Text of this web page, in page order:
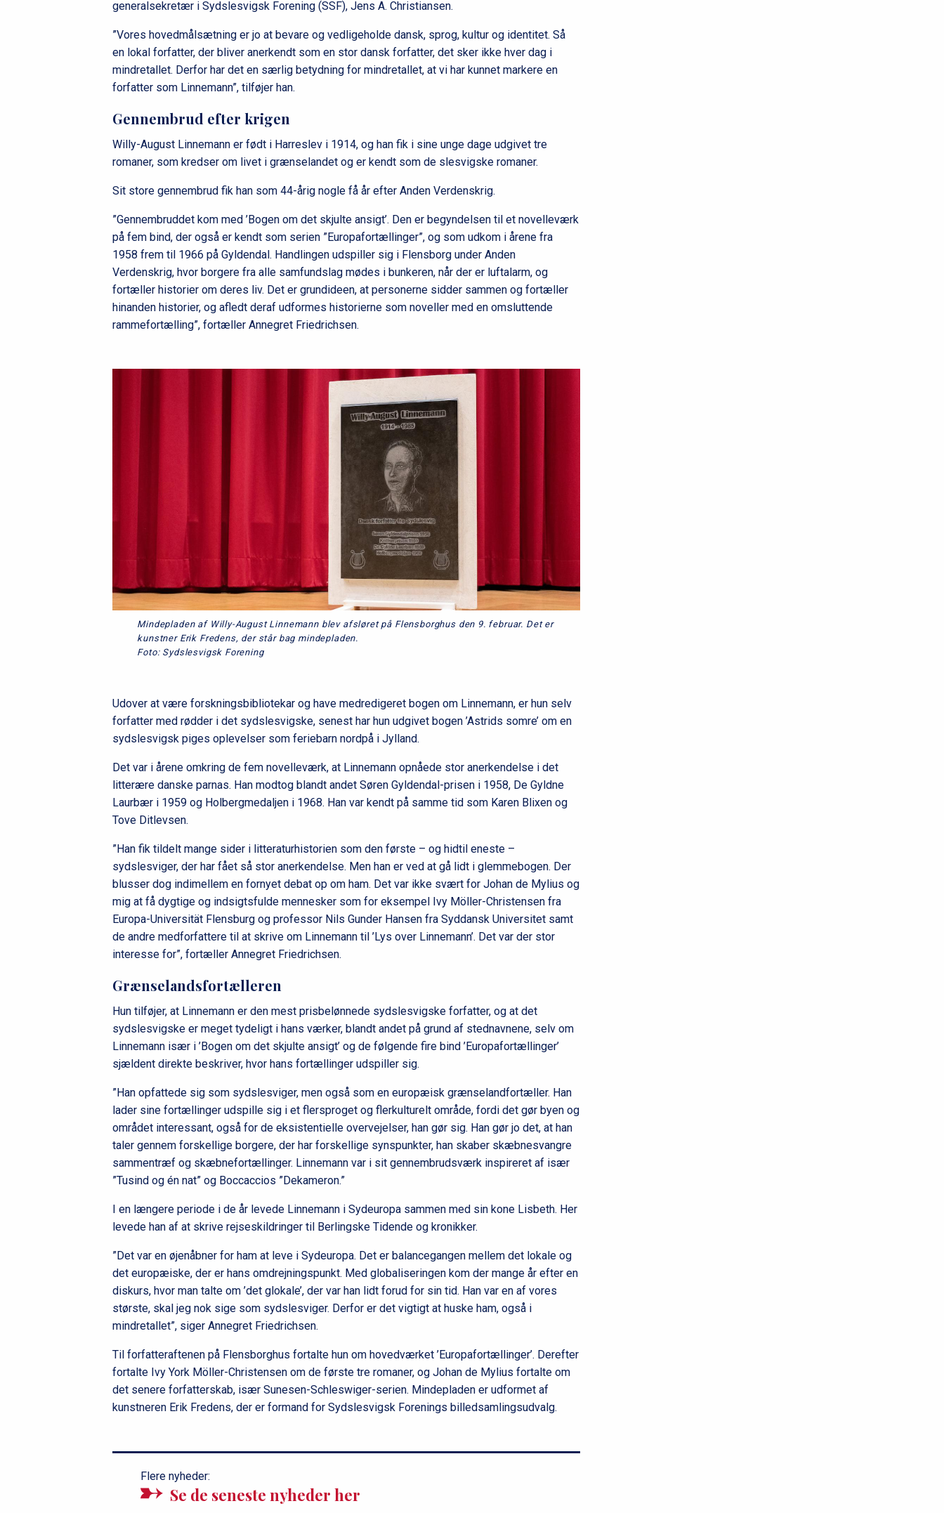
generalsekretær i Sydslesvigsk Forening (SSF), Jens A. Christiansen.
”Vores hovedmålsætning er jo at bevare og vedligeholde dansk, sprog, kultur og identitet. Så
en lokal forfatter, der bliver anerkendt som en stor dansk forfatter, det sker ikke hver dag i
mindretallet. Derfor har det en særlig betydning for mindretallet, at vi har kunnet markere en
forfatter som Linnemann”, tilføjer han.
Gennembrud efter krigen
Willy-August Linnemann er født i Harreslev i 1914, og han fik i sine unge dage udgivet tre
romaner, som kredser om livet i grænselandet og er kendt som de slesvigske romaner.
Sit store gennembrud fik han som 44-årig nogle få år efter Anden Verdenskrig.
”Gennembruddet kom med ’Bogen om det skjulte ansigt’. Den er begyndelsen til et novelleværk
på fem bind, der også er kendt som serien ”Europafortællinger”, og som udkom i årene fra
1958 frem til 1966 på Gyldendal. Handlingen udspiller sig i Flensborg under Anden
Verdenskrig, hvor borgere fra alle samfundslag mødes i bunkeren, når der er luftalarm, og
fortæller historier om deres liv. Det er grundideen, at personerne sidder sammen og fortæller
hinanden historier, og afledt deraf udformes historierne som noveller med en omsluttende
rammefortælling”, fortæller Annegret Friedrichsen.
Mindepladen af Willy-August Linnemann blev afsløret på Flensborghus den 9. februar. Det er
kunstner Erik Fredens, der står bag mindepladen.
Foto: Sydslesvigsk Forening
Udover at være forskningsbibliotekar og have medredigeret bogen om Linnemann, er hun selv
forfatter med rødder i det sydslesvigske, senest har hun udgivet bogen ’Astrids somre’ om en
sydslesvigsk piges oplevelser som feriebarn nordpå i Jylland.
Det var i årene omkring de fem novelleværk, at Linnemann opnåede stor anerkendelse i det
litterære danske parnas. Han modtog blandt andet Søren Gyldendal-prisen i 1958, De Gyldne
Laurbær i 1959 og Holbergmedaljen i 1968. Han var kendt på samme tid som Karen Blixen og
Tove Ditlevsen.
”Han fik tildelt mange sider i litteraturhistorien som den første – og hidtil eneste –
sydslesviger, der har fået så stor anerkendelse. Men han er ved at gå lidt i glemmebogen. Der
blusser dog indimellem en fornyet debat op om ham. Det var ikke svært for Johan de Mylius og
mig at få dygtige og indsigtsfulde mennesker som for eksempel Ivy Möller-Christensen fra
Europa-Universität Flensburg og professor Nils Gunder Hansen fra Syddansk Universitet samt
de andre medforfattere til at skrive om Linnemann til ’Lys over Linnemann’. Det var der stor
interesse for”, fortæller Annegret Friedrichsen.
Grænselandsfortælleren
Hun tilføjer, at Linnemann er den mest prisbelønnede sydslesvigske forfatter, og at det
sydslesvigske er meget tydeligt i hans værker, blandt andet på grund af stednavnene, selv om
Linnemann især i ’Bogen om det skjulte ansigt’ og de følgende fire bind ’Europafortællinger’
sjældent direkte beskriver, hvor hans fortællinger udspiller sig.
”Han opfattede sig som sydslesviger, men også som en europæisk grænselandfortæller. Han
lader sine fortællinger udspille sig i et flersproget og flerkulturelt område, fordi det gør byen og
området interessant, også for de eksistentielle overvejelser, han gør sig. Han gør jo det, at han
taler gennem forskellige borgere, der har forskellige synspunkter, han skaber skæbnesvangre
sammentræf og skæbnefortællinger. Linnemann var i sit gennembrudsværk inspireret af især
”Tusind og én nat” og Boccaccios ”Dekameron.”
I en længere periode i de år levede Linnemann i Sydeuropa sammen med sin kone Lisbeth. Her
levede han af at skrive rejseskildringer til Berlingske Tidende og kronikker.
”Det var en øjenåbner for ham at leve i Sydeuropa. Det er balancegangen mellem det lokale og
det europæiske, der er hans omdrejningspunkt. Med globaliseringen kom der mange år efter en
diskurs, hvor man talte om ’det glokale’, der var han lidt forud for sin tid. Han var en af vores
største, skal jeg nok sige som sydslesviger. Derfor er det vigtigt at huske ham, også i
mindretallet”, siger Annegret Friedrichsen.
Til forfatteraftenen på Flensborghus fortalte hun om hovedværket ’Europafortællinger’. Derefter
fortalte Ivy York Möller-Christensen om de første tre romaner, og Johan de Mylius fortalte om
det senere forfatterskab, især Sunesen-Schleswiger-serien. Mindepladen er udformet af
kunstneren Erik Fredens, der er formand for Sydslesvigsk Forenings billedsamlingsudvalg.
Flere nyheder:
Se de seneste nyheder her